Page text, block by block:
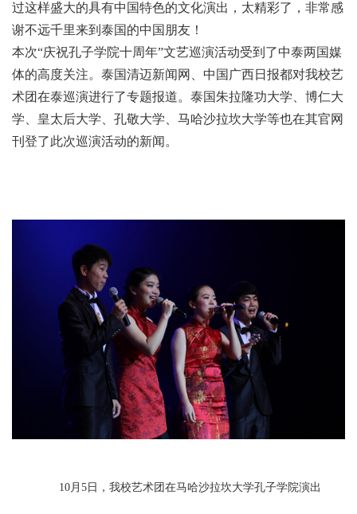
过这样盛大的具有中国特色的文化演出，太精彩了，非常感
谢不远千里来到泰国的中国朋友！
本次“庆祝孔子学院十周年”文艺巡演活动受到了中泰两国媒
体的高度关注。泰国清迈新闻网、中国广西日报都对我校艺
术团在泰巡演进行了专题报道。泰国朱拉隆功大学、博仁大
学、皇太后大学、孔敬大学、马哈沙拉坎大学等也在其官网
刊登了此次巡演活动的新闻。
10月5日，我校艺术团在马哈沙拉坎大学孔子学院演出